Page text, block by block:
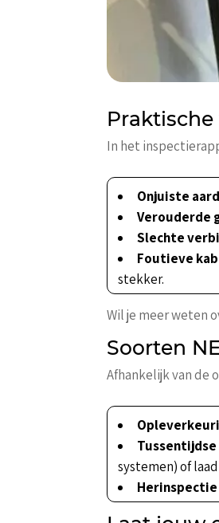
In het
Onjuiste
Verouderde
Slechte
Foutieve
stekker.
Wil je meer weten
Soorten
Afhankelijk van de
systemen) of